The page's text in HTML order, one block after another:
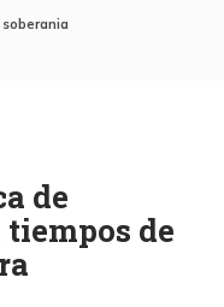
soberania
de
de